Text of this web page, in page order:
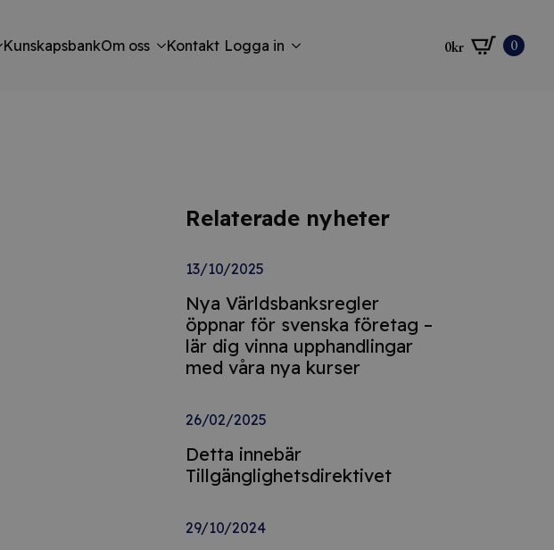
KunskapsbankOm oss Kontakt Logga in 0kr 0
Relaterade nyheter
13/10/2025
Nya Världsbanksregler
öppnar för svenska företag –
lär dig vinna upphandlingar
med våra nya kurser
26/02/2025
Detta innebär
Tillgänglighetsdirektivet
29/10/2024